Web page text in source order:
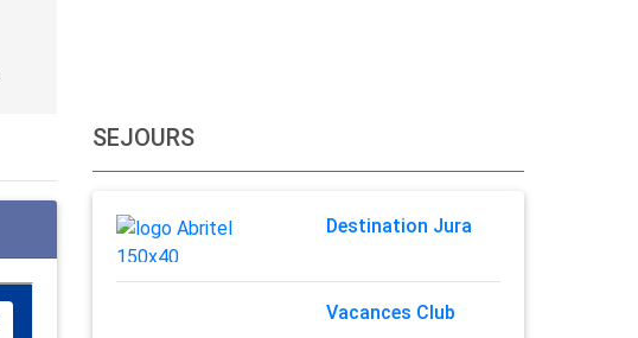
SEJOURS
Destination Jura
Vacances Club